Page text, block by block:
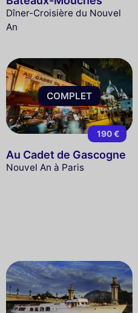
Dîner-Croisière du Nouvel
An
COMPLET
190 €
Au Cadet de Gascogne
Nouvel An à Paris